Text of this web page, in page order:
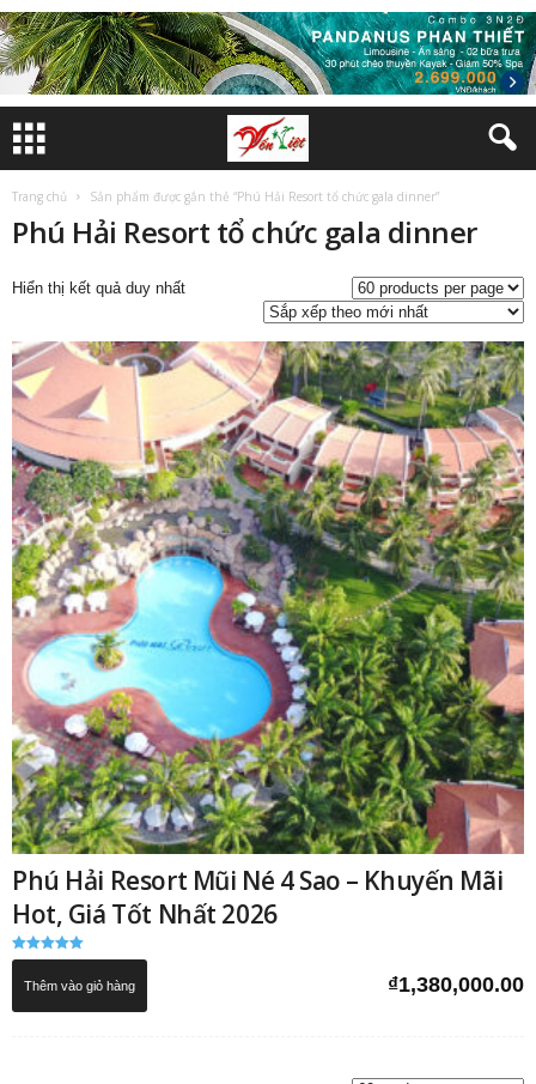
Trang chủ Sản phẩm được gắn thẻ “Phú Hải Resort tổ chức gala dinner”
Phú Hải Resort tổ chức gala dinner
Hiển thị kết quả duy nhất
Phú Hải Resort Mũi Né 4 Sao – Khuyến Mãi
Hot, Giá Tốt Nhất 2026
Được xếp
5.00
₫1,380,000.00
Thêm vào giỏ hàng